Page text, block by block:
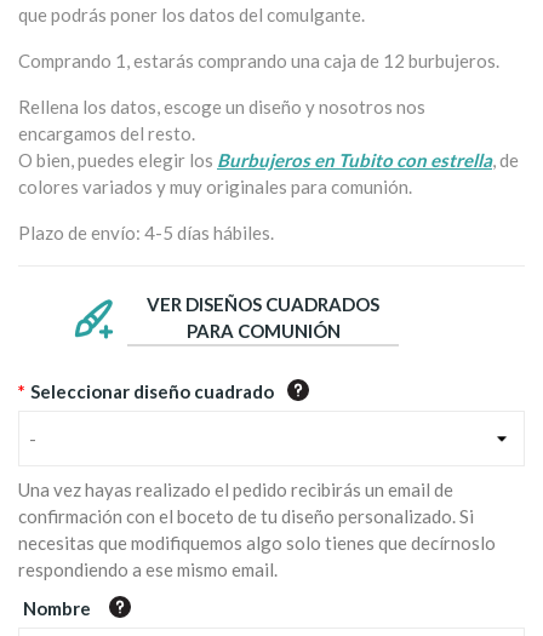
que podrás poner los datos del comulgante.
Comprando 1, estarás comprando una caja de 12 burbujeros.
Rellena los datos, escoge un diseño y nosotros nos
encargamos del resto.
O bien, puedes elegir los Burbujeros en Tubito con estrella, de
colores variados y muy originales para comunión.
Plazo de envío: 4-5 días hábiles.
VER DISEÑOS CUADRADOS
PARA COMUNIÓN
* Seleccionar diseño cuadrado
-
Una vez hayas realizado el pedido recibirás un email de
confirmación con el boceto de tu diseño personalizado. Si
necesitas que modifiquemos algo solo tienes que decírnoslo
respondiendo a ese mismo email.
Nombre